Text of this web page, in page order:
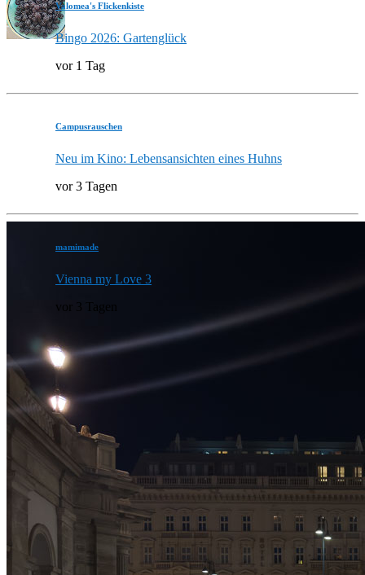
Valomea's Flickenkiste
Bingo 2026: Gartenglück
vor 1 Tag
Campusrauschen
Neu im Kino: Lebensansichten eines Huhns
vor 3 Tagen
mamimade
Vienna my Love 3
vor 3 Tagen